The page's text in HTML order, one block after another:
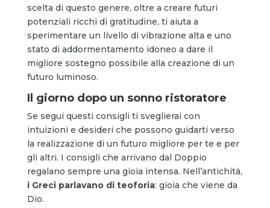
scelta di questo genere, oltre a creare futuri
potenziali ricchi di gratitudine, ti aiuta a
sperimentare un livello di vibrazione alta e uno
stato di addormentamento idoneo a dare il
migliore sostegno possibile alla creazione di un
futuro luminoso.
Il giorno dopo un sonno ristoratore
Se segui questi consigli ti sveglierai con
intuizioni e desideri che possono guidarti verso
la realizzazione di un futuro migliore per te e per
gli altri. I consigli che arrivano dal Doppio
regalano sempre una gioia intensa. Nell’antichità,
i Greci parlavano di teoforia: gioia che viene da
Dio.